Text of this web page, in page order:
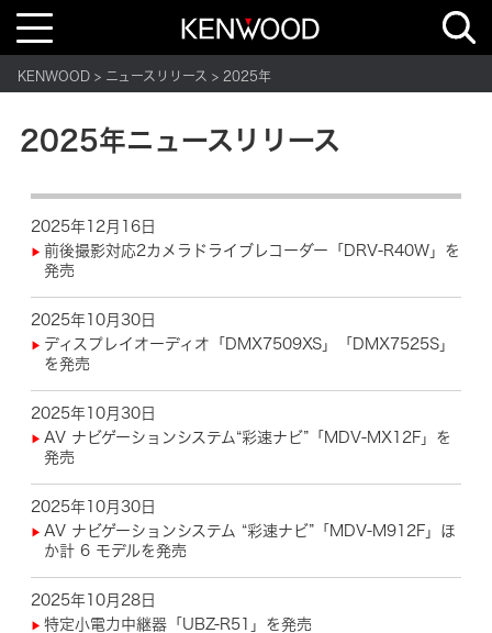
T
l
e
a
v
i
o
n
KENWOOD ニュースリリース 2025年
2025年ニュースリリース
2025年12月16日
前後撮影対応2カメラドライブレコーダー「DRV-R40W」を
発売
2025年10月30日
ディスプレイオーディオ「DMX7509XS」「DMX7525S」
を発売
2025年10月30日
AV ナビゲーションシステム“彩速ナビ”「MDV-MX12F」を
発売
2025年10月30日
AV ナビゲーションシステム “彩速ナビ”「MDV-M912F」ほ
か計 6 モデルを発売
2025年10月28日
特定小電力中継器「UBZ-R51」を発売